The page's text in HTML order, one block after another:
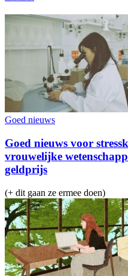
Goed nieuws
Goed nieuws voor
vrouwelijke
geldprijs
(+ dit gaan ze ermee doen)